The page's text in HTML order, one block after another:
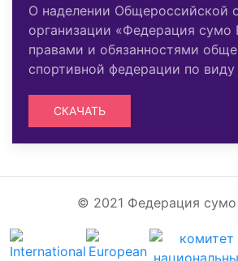
О наделении Общероссийской
организации «Федерация сумо
правами и обязанностями
спортивной федерации по
СКАЧАТЬ
© 2021 Федерация